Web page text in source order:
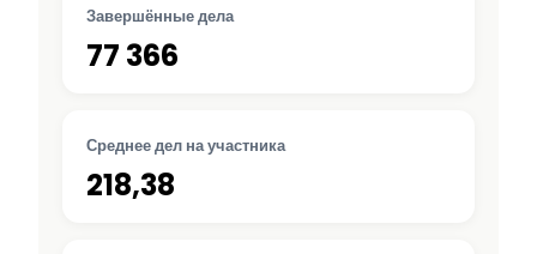
Завершённые дела
77 366
Среднее дел на участника
218,38